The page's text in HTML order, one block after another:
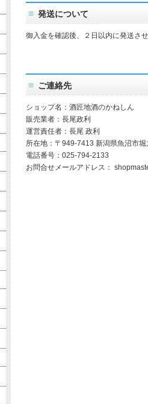
発送について
御入金を確認後、２日以内に発送さ
ご連絡先
ショップ名：酒匠地酒のかねしん
販売業者：長尾政利
運営責任者：長尾 政利
所在地：〒949-7413 新潟県魚沼市
電話番号：025-794-2133
お問合せメールアドレス：